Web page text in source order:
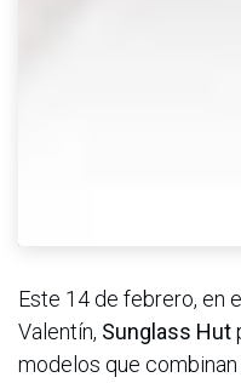
Este 14 de febrero, en
Valentín, Sunglass Hut
modelos que